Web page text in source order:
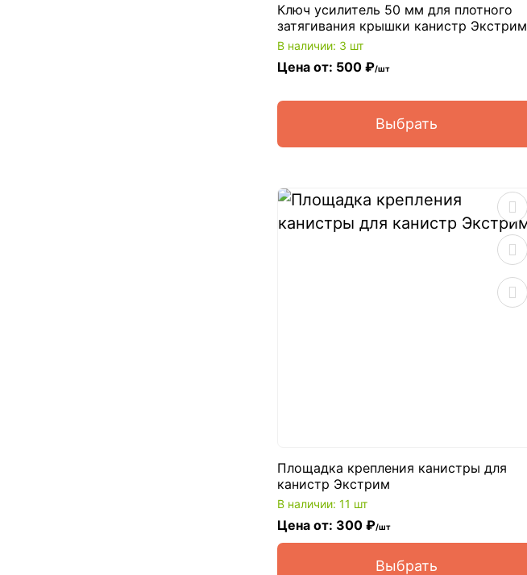
Ключ усилитель 50 мм для плотного
затягивания крышки канистр Экстрим
В наличии: 3 шт
Цена от: 500 ₽/шт
Выбрать
Площадка крепления канистры для
канистр Экстрим
В наличии: 11 шт
Цена от: 300 ₽/шт
Выбрать